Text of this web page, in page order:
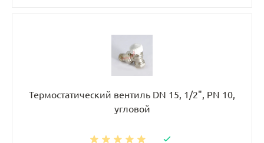
Термостатический вентиль DN 15, 1/2", PN 10,
угловой